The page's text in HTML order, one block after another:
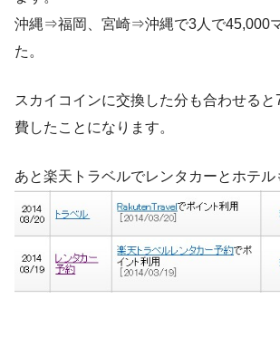
沖縄⇒福岡、宮崎⇒沖縄で3人で45,000
た。
スカイコインに交換した分も合わせる
費したことになります。
あと楽天トラベルでレンタカーとホテル